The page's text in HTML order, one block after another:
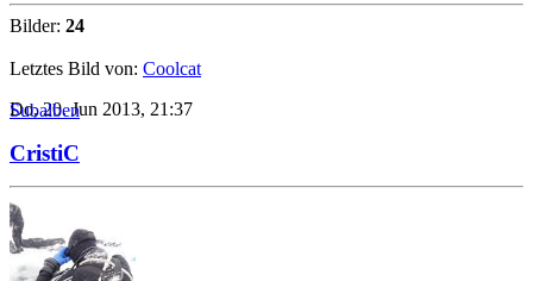
Bilder: 24
Letztes Bild von: Coolcat
Do, 20. Jun 2013, 21:37
Subalben
CristiC